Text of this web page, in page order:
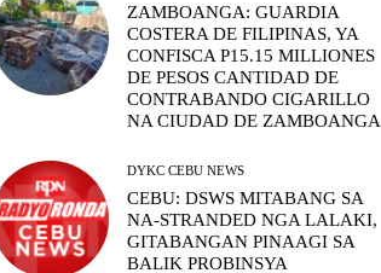
ZAMBOANGA: GUARDIA
COSTERA DE FILIPINAS, YA
CONFISCA P15.15 MILLIONES
DE PESOS CANTIDAD DE
CONTRABANDO CIGARILLO
NA CIUDAD DE ZAMBOANGA
DYKC CEBU NEWS
CEBU: DSWS MITABANG SA
NA-STRANDED NGA LALAKI,
GITABANGAN PINAAGI SA
BALIK PROBINSYA